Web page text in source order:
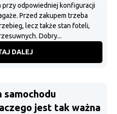
przy odpowiedniej konfiguracji
Przed zakupem trzeba
lecz także stan foteli,
Dobry...
DALEJ
jest tak ważna